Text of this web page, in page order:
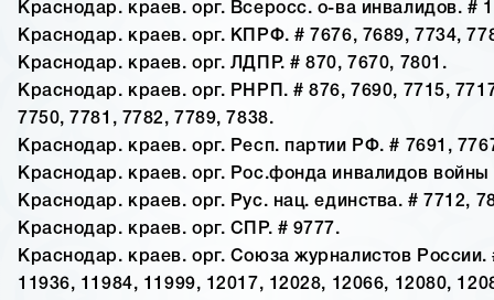
Краснодар. краев. орг. Всеросс. о-ва инвалидов. #
Краснодар. краев. орг. КПРФ. # 7676, 7689, 7734,
Краснодар. краев. орг. ЛДПР. # 870, 7670, 7801.
Краснодар. краев. орг. РНРП. # 876, 7690, 7715,
7750, 7781, 7782, 7789, 7838.
Краснодар. краев. орг. Респ. партии РФ. # 7691,
Краснодар. краев. орг. Рос.фонда инвалидов
Краснодар. краев. орг. Рус. нац. единства. # 7712,
Краснодар. краев. орг. СПР. # 9777.
Краснодар. краев. орг. Союза журналистов России.
11936, 11984, 11999, 12017, 12028, 12066, 12080,